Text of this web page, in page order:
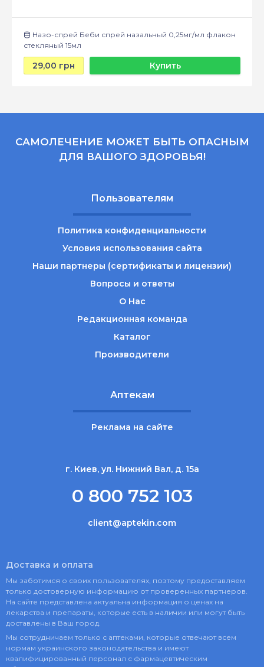
Назо-спрей Беби спрей назальный 0,25мг/мл флакон
стекляный 15мл
29,00 грн Купить
САМОЛЕЧЕНИЕ МОЖЕТ БЫТЬ ОПАСНЫМ
ДЛЯ ВАШОГО ЗДОРОВЬЯ!
Пользователям
Политика конфиденциальности
Условия использования сайта
Наши партнеры (сертификаты и лицензии)
Вопросы и ответы
О Нас
Редакционная команда
Каталог
Производители
Аптекам
Реклама на сайте
г. Киев, ул. Нижний Вал, д. 15а
0 800 752 103
client@aptekin.com
Доставка и оплата
Мы заботимся о своих пользователях, поэтому предоставляем
только достоверную информацию от проверенных партнеров.
На сайте представлена актуальна информация о ценах на
лекарства и препараты, которые есть в наличии или могут быть
доставлены в Ваш город.
Мы сотрудничаем только с аптеками, которые отвечают всем
нормам украинского законодательства и имеют
квалифицированный персонал с фармацевтическим